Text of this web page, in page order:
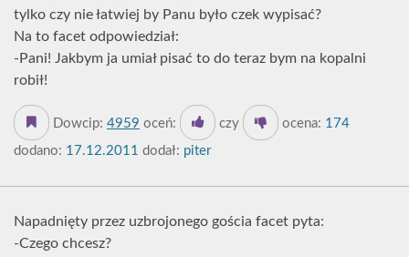
tylko czy nie łatwiej by Panu było czek wypisać?
Na to facet odpowiedział:
-Pani! Jakbym ja umiał pisać to do teraz bym na kopalni
robił!
Dowcip: 4959 oceń: czy ocena: 174
dodano: 17.12.2011 dodał: piter
Napadnięty przez uzbrojonego gościa facet pyta:
-Czego chcesz?